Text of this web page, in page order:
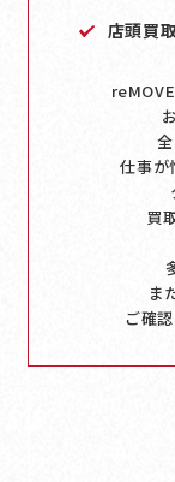
店頭買
仕事が
買
ま
ご確